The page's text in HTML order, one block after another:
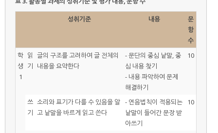
성취기준 내용
문
항
수
학
생
1
읽
기
글의 구조를 고려하여 글 전체의
내용을 요약한다
- 문단의 중심 낱말, 중
심 내용 찾기
- 내용 파악하여 문제
해결하기
10
쓰
기
소리와 표기가 다를 수 있음을 알
고 낱말을 바르게 읽고 쓴다
- 연음법칙이 적용되는
낱말이 들어간 문장 받
아쓰기
10